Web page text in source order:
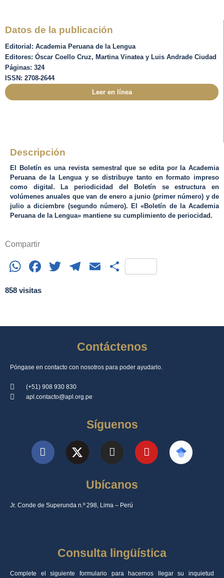
Datos de la publicación
Editorial: Academia Peruana de la Lengua
Editores: Óscar Coello Cruz, Martina Vinatea y Luis Andrade Ciudad
Páginas: 324
ISSN: 2708-2644
Leer en línea
Descripción
El Boletín es una revista semestral que se edita por la Academia
Peruana de la Lengua y se distribuye tanto en formato impreso
como digital. La periodicidad del Boletín se estructura en
volúmenes anuales que van de enero a junio (primer número) y de
julio a diciembre (segundo número). El «Boletín de la Academia
Peruana de la Lengua» mantiene su cumplimiento de periocidad.
Compartir
WhatsApp
Facebook
TwitterTelegram
EmailShare
858 visitas
Contáctenos
Póngase en contacto con nosotros para poder ayudarlo.
(+51) 908 930 830
apl.contacto@apl.org.pe
Síguenos
Ubícanos
Jr. Conde de Superunda n.º 298, Lima – Perú
Consulta lingüística
Complete el siguiente formulario para hacernos llegar su inquietud